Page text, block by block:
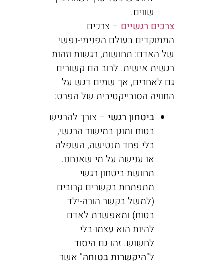
שווים.
צרכים רגשיים– צרכים
הממוקדים בעולם הפנימי-נפשי
של האדם: תחושות, רגשות וזהות
רגשית אישית. לרוב הם קשורים
גם לאחרים, אך שמים דגש על
החוויה הסובייקטיבית של הפרט:
ביטחון רגשי– צורך להרגיש
בטוח ומוגן במישור הרגשי,
בלי פחד מנטישה, השפלה
או ענישה על מי שאנחנו.
תחושת ביטחון רגשי
מתפתחת בקשרים קרובים
(למשל בקשר הורה-ילד
בטוח) ומאפשרת לאדם
להיות הוא עצמו בלי
לחשוש. זהו גם היסוד
היקשרות בטוחה" אשר